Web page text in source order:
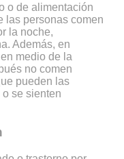
o de alimentación
las personas comen
la noche,
Además, en
medio de la
no comen
pueden las
se sienten